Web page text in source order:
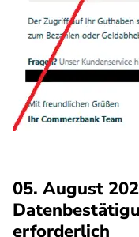
05. August
erforderlich